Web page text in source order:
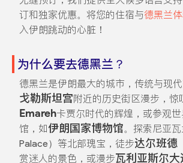
订和独家优惠。将您的住宿与德黑兰
入伊朗跳动的心脏！
为什么要去德黑兰？
德黑兰是伊朗最大的城市，传统与现
戈勒斯坦宫附近的历史街区漫步，惊
Emareh卡贾尔时代的辉煌，或参观
馆，如伊朗国家博物馆。探索尼亚
Palace）等北部瑰宝，徒步达尔班德
赏迷人的景色，或漫步瓦利亚斯尔